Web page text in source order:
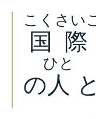
国
こくさい
の人
ひと